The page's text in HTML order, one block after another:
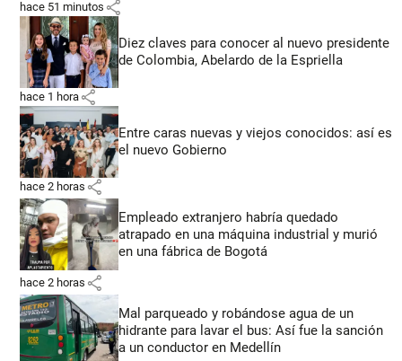
hace 51 minutos share
Diez claves para conocer al nuevo presidente
de Colombia, Abelardo de la Espriella
hace 1 hora share
Entre caras nuevas y viejos conocidos: así es
el nuevo Gobierno
hace 2 horas share
Empleado extranjero habría quedado
atrapado en una máquina industrial y murió
en una fábrica de Bogotá
hace 2 horas share
Mal parqueado y robándose agua de un
hidrante para lavar el bus: Así fue la sanción
a un conductor en Medellín